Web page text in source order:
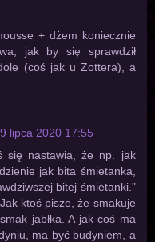
+ dżem koniecznie
jak by się sprawdził
(coś jak u Zottera), a
lipca 2020 17:55
się nastawia, że np. jak
jak bita śmietanka,
bitej śmietanki."
ktoś pisze, że smakuje
jabłka. A jak coś ma
ma być budyniem, a